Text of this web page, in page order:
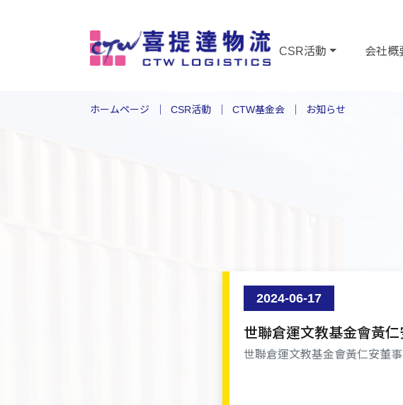
CSR活動 会社概
ホームページ CSR活動 CTW基金会 お知らせ
2024-06-17
世聯倉運文教基金會黃
世聯倉運文教基金會黃仁安董